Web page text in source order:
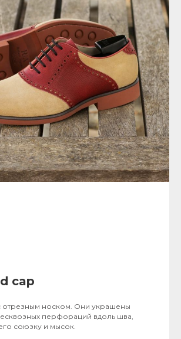
cap
носком. Они украшены
перфораций вдоль шва,
союзку и мысок.